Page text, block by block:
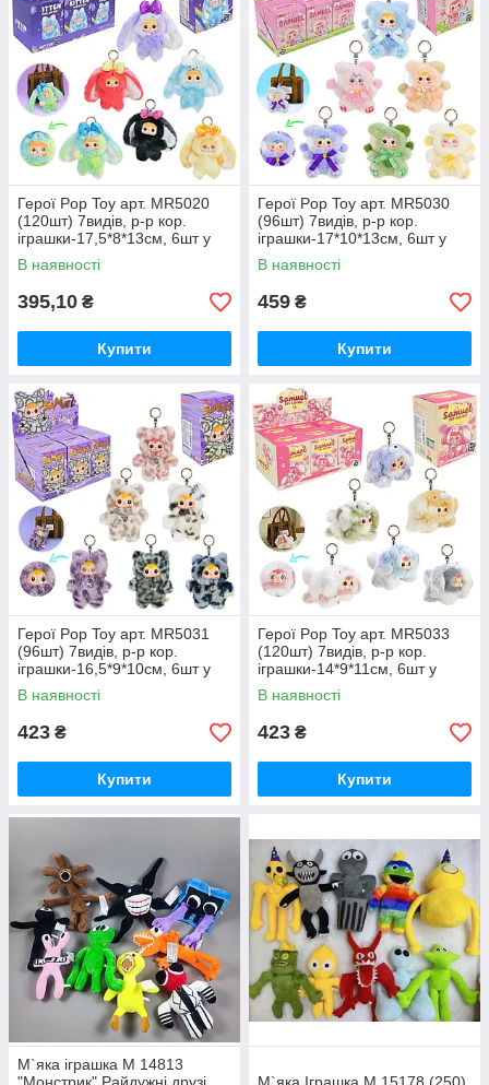
Герої Pop Toy арт. MR5020
(120шт) 7видів, р-р кор.
іграшки-17,5*8*13см, 6шт у
дисплей боксі 40*17*32см
В наявності
395,10 ₴
Купити
Герої Pop Toy арт. MR5030
(96шт) 7видів, р-р кор.
іграшки-17*10*13см, 6шт у
дисплей боксі 40*17*32см
В наявності
459 ₴
Купити
Герої Pop Toy арт. MR5031
(96шт) 7видів, р-р кор.
іграшки-16,5*9*10см, 6шт у
дисплей боксі 40*17*32см
В наявності
423 ₴
Купити
Герої Pop Toy арт. MR5033
(120шт) 7видів, р-р кор.
іграшки-14*9*11см, 6шт у
дисплей боксі 34*18,5*28см
В наявності
423 ₴
Купити
М`яка іграшка М 14813